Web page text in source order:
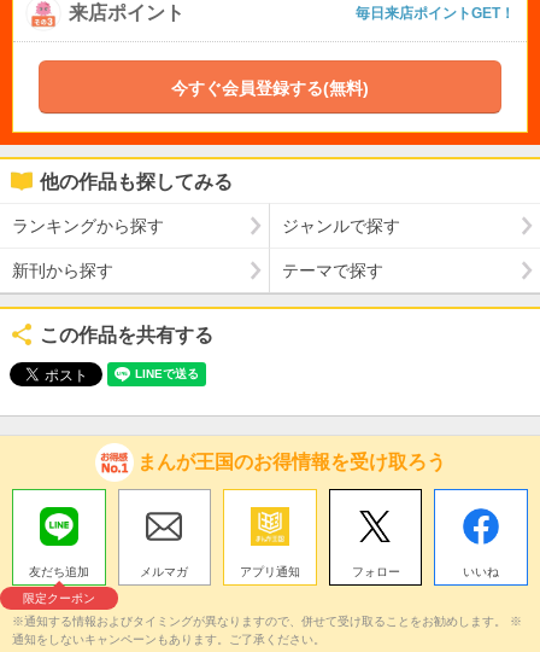
来店ポイント 毎日来店ポイントGET！
今すぐ会員登録する(無料)
他の作品も探してみる
ランキングから探す ジャンルで探す
新刊から探す テーマで探す
この作品を共有する
まんが王国のお得情報を受け取ろう
友だち追加
限定クーポン
メルマガ アプリ通知 フォロー いいね
※通知する情報およびタイミングが異なりますので、併せて受け取ることをお勧めします。 ※
通知をしないキャンペーンもあります。ご了承ください。